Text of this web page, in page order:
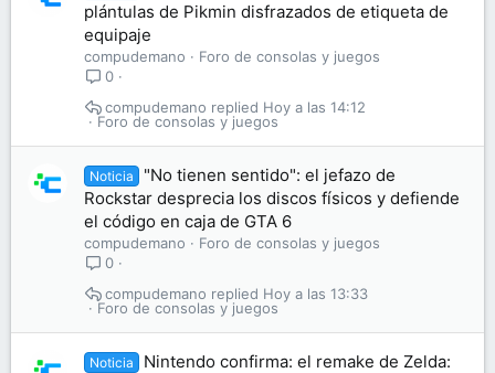
plántulas de Pikmin disfrazados de etiqueta de
equipaje
compudemano
Foro de consolas y juegos
0
Foro de consolas y juegos
Hoy a las 14:12
compudemano
Noticia
"No tienen sentido": el jefazo de
Rockstar desprecia los discos físicos y defiende
el código en caja de GTA 6
compudemano
Foro de consolas y juegos
0
Foro de consolas y juegos
Hoy a las 13:33
compudemano
Noticia
Nintendo confirma: el remake de Zelda: